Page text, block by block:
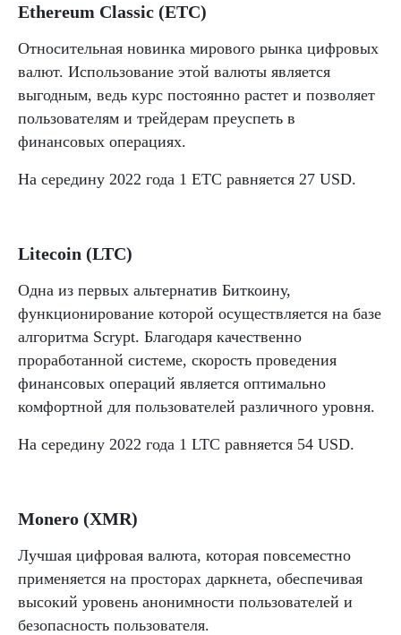
Ethereum Classic (ETC)
Относительная новинка мирового рынка цифровых
валют. Использование этой валюты является
выгодным, ведь курс постоянно растет и позволяет
пользователям и трейдерам преуспеть в
финансовых операциях.
На середину 2022 года 1 ETC равняется 27 USD.
Litecoin (LTC)
Одна из первых альтернатив Биткоину,
функционирование которой осуществляется на базе
алгоритма Scrypt. Благодаря качественно
проработанной системе, скорость проведения
финансовых операций является оптимально
комфортной для пользователей различного уровня.
На середину 2022 года 1 LTC равняется 54 USD.
Monero (XMR)
Лучшая цифровая валюта, которая повсеместно
применяется на просторах даркнета, обеспечивая
высокий уровень анонимности пользователей и
безопасность пользователя.